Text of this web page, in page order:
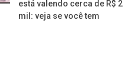
está valendo cerca de R$ 2
mil: veja se você tem